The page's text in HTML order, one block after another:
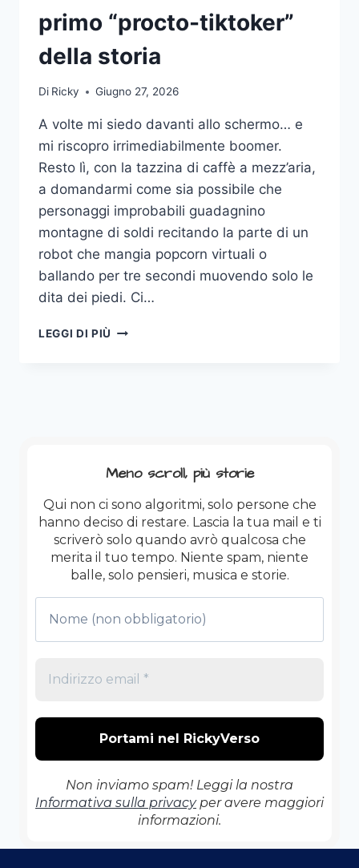
primo “procto-tiktoker”
della storia
Di Ricky Giugno 27, 2026
A volte mi siedo davanti allo schermo… e
mi riscopro irrimediabilmente boomer.
Resto lì, con la tazzina di caffè a mezz’aria,
a domandarmi come sia possibile che
personaggi improbabili guadagnino
montagne di soldi recitando la parte di un
robot che mangia popcorn virtuali o
ballando per tre secondi muovendo solo le
dita dei piedi. Ci…
LEGGI DI PIÙ ROLAND
Meno scroll, più storie
Qui non ci sono algoritmi, solo persone che
hanno deciso di restare. Lascia la tua mail e ti
scriverò solo quando avrò qualcosa che
merita il tuo tempo. Niente spam, niente
balle, solo pensieri, musica e storie.
Non inviamo spam! Leggi la nostra
Informativa sulla privacyper avere maggiori
informazioni.